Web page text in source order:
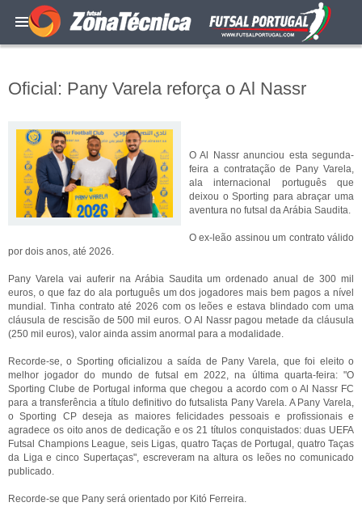
Oficial: Pany Varela reforça o Al Nassr
O Al Nassr anunciou esta segunda-
feira a contratação de Pany Varela,
ala internacional português que
deixou o Sporting para abraçar uma
aventura no futsal da Arábia Saudita.
O ex-leão assinou um contrato válido
por dois anos, até 2026.
Pany Varela vai auferir na Arábia Saudita um ordenado anual de 300 mil
euros, o que faz do ala português um dos jogadores mais bem pagos a nível
mundial. Tinha contrato até 2026 com os leões e estava blindado com uma
cláusula de rescisão de 500 mil euros. O Al Nassr pagou metade da cláusula
(250 mil euros), valor ainda assim anormal para a modalidade.
Recorde-se, o Sporting oficializou a saída de Pany Varela, que foi eleito o
melhor jogador do mundo de futsal em 2022, na última quarta-feira: "O
Sporting Clube de Portugal informa que chegou a acordo com o Al Nassr FC
para a transferência a título definitivo do futsalista Pany Varela. A Pany Varela,
o Sporting CP deseja as maiores felicidades pessoais e profissionais e
agradece os oito anos de dedicação e os 21 títulos conquistados: duas UEFA
Futsal Champions League, seis Ligas, quatro Taças de Portugal, quatro Taças
da Liga e cinco Supertaças", escreveram na altura os leões no comunicado
publicado.
Recorde-se que Pany será orientado por Kitó Ferreira.